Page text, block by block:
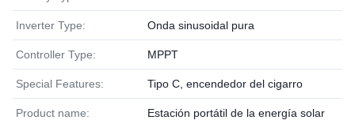
Inverter Type: Onda sinusoidal pura
Controller Type: MPPT
Special Features: Tipo C, encendedor del cigarro
Product name: Estación portátil de la energía solar